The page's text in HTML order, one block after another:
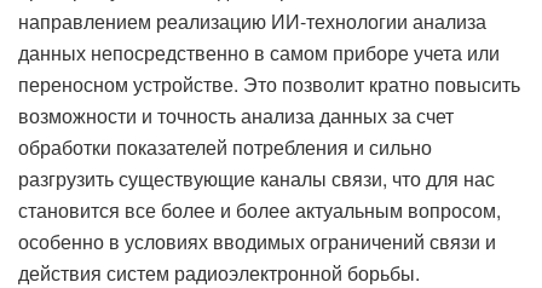
направлением реализацию ИИ-технологии анализа
данных непосредственно в самом приборе учета или
переносном устройстве. Это позволит кратно повысить
возможности и точность анализа данных за счет
обработки показателей потребления и сильно
разгрузить существующие каналы связи, что для нас
становится все более и более актуальным вопросом,
особенно в условиях вводимых ограничений связи и
действия систем радиоэлектронной борьбы.